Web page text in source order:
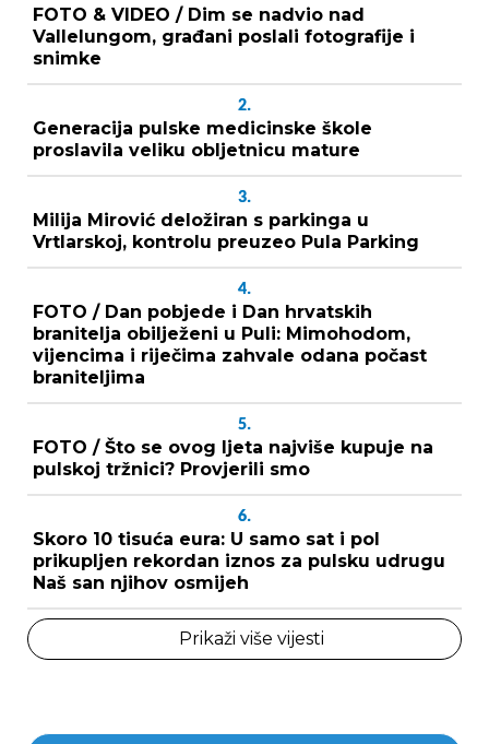
FOTO & VIDEO / Dim se nadvio nad
Vallelungom, građani poslali fotografije i
snimke
2.
Generacija pulske medicinske škole
proslavila veliku obljetnicu mature
3.
Milija Mirović deložiran s parkinga u
Vrtlarskoj, kontrolu preuzeo Pula Parking
4.
FOTO / Dan pobjede i Dan hrvatskih
branitelja obilježeni u Puli: Mimohodom,
vijencima i riječima zahvale odana počast
braniteljima
5.
FOTO / Što se ovog ljeta najviše kupuje na
pulskoj tržnici? Provjerili smo
6.
Skoro 10 tisuća eura: U samo sat i pol
prikupljen rekordan iznos za pulsku udrugu
Naš san njihov osmijeh
Prikaži više vijesti